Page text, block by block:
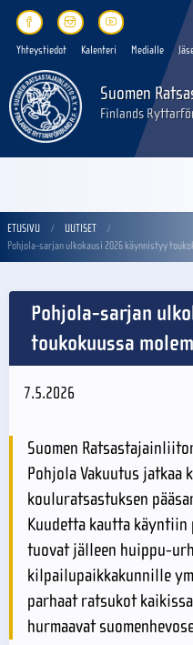
Yhteystiedot Kalenteri Medialle
Suomen
Finlands
ETUSIVU
UUTISET
Pohjola-sarjan ulkokausi 2026 käynnistyy
Pohjola-sarjan
toukokuussa
7.5.2026
Suomen
Pohjola Vakuutus jatkaa
kouluratsastuksen
Kuudetta kautta
tuovat jälleen huippu-
kilpailupaikkakunnille
parhaat ratsukot
hurmaavat